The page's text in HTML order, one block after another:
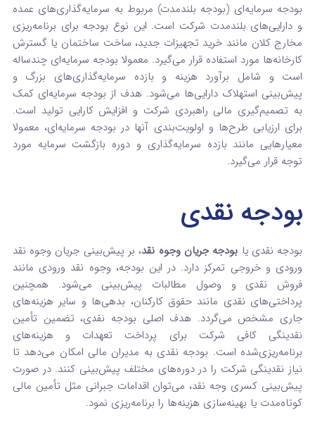
بودجه سرمایه‌ای (بودجه بلندمدت) مربوط به سرمایه‌گذاری‌های عمده
و دارایی‌های بلندمدت شرکت است. این نوع بودجه برای برنامه‌ریزی
مخارج کلان مانند خرید تجهیزات جدید، ساخت ساختمان یا گسترش
کارخانه‌ها مورد استفاده قرار می‌گیرد. معمولا بودجه سرمایه‌ای چندساله
است و شامل برآورد هزینه و بازده سرمایه‌گذاری‌های بزرگ و
پیش‌بینی استهلاک دارایی‌ها می‌شود. هدف از بودجه سرمایه‌ای کمک
به تصمیم‌گیری مالی راهبردی شرکت و افزایش کارایی تولید است.
برای ارزیابی طرح‌ها و اولویت‌بندی آنها در بودجه سرمایه‌ای، معمولا
معیارهایی مانند بازده سرمایه‌گذاری و دوره بازگشت سرمایه مورد
توجه قرار می‌گیرد.
بودجه نقدی
بودجه نقدی یا بودجه جریان وجوه نقد، بر پیش‌بینی جریان وجوه نقد
ورودی و خروجی تمرکز دارد. در این بودجه، وجوه نقد ورودی مانند
فروش نقدی و وصول مطالبات پیش‌بینی می‌شود. همچنین
پرداختی‌های نقدی مانند حقوق کارکنان، بدهی‌ها و سایر هزینه‌های
جاری مشخص می‌گردد. هدف اصلی بودجه نقدی، تضمین تأمین
نقدینگی کافی شرکت برای پرداخت تعهدات و هزینه‌های
برنامه‌ریزی‌شده است. بودجه نقدی به مدیران مالی امکان می‌دهد تا
نیاز نقدینگی شرکت را در دوره‌های مختلف پیش‌بینی کنند. در صورت
پیش‌بینی کسری وجه نقد، می‌توان اقدامات جبرانی مثل تأمین مالی
کوتاه‌مدت یا بهینه‌سازی هزینه‌ها را برنامه‌ریزی نمود.